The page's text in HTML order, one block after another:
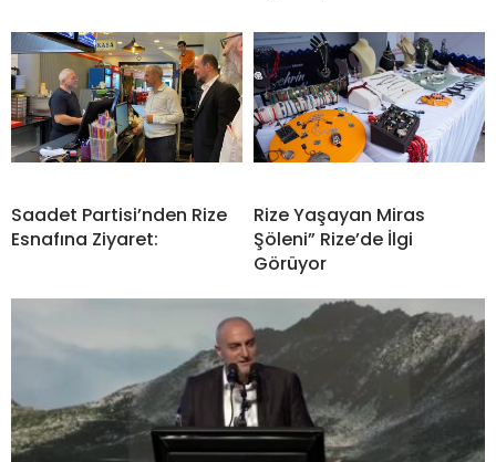
Saadet Partisi’nden Rize
Esnafına Ziyaret:
Rize Yaşayan Miras
Şöleni” Rize’de İlgi
Görüyor